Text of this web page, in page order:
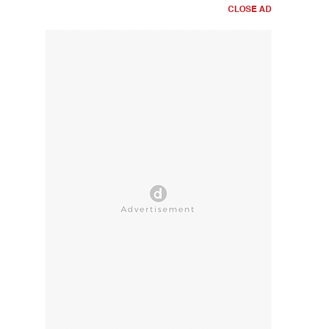
CLOSE AD